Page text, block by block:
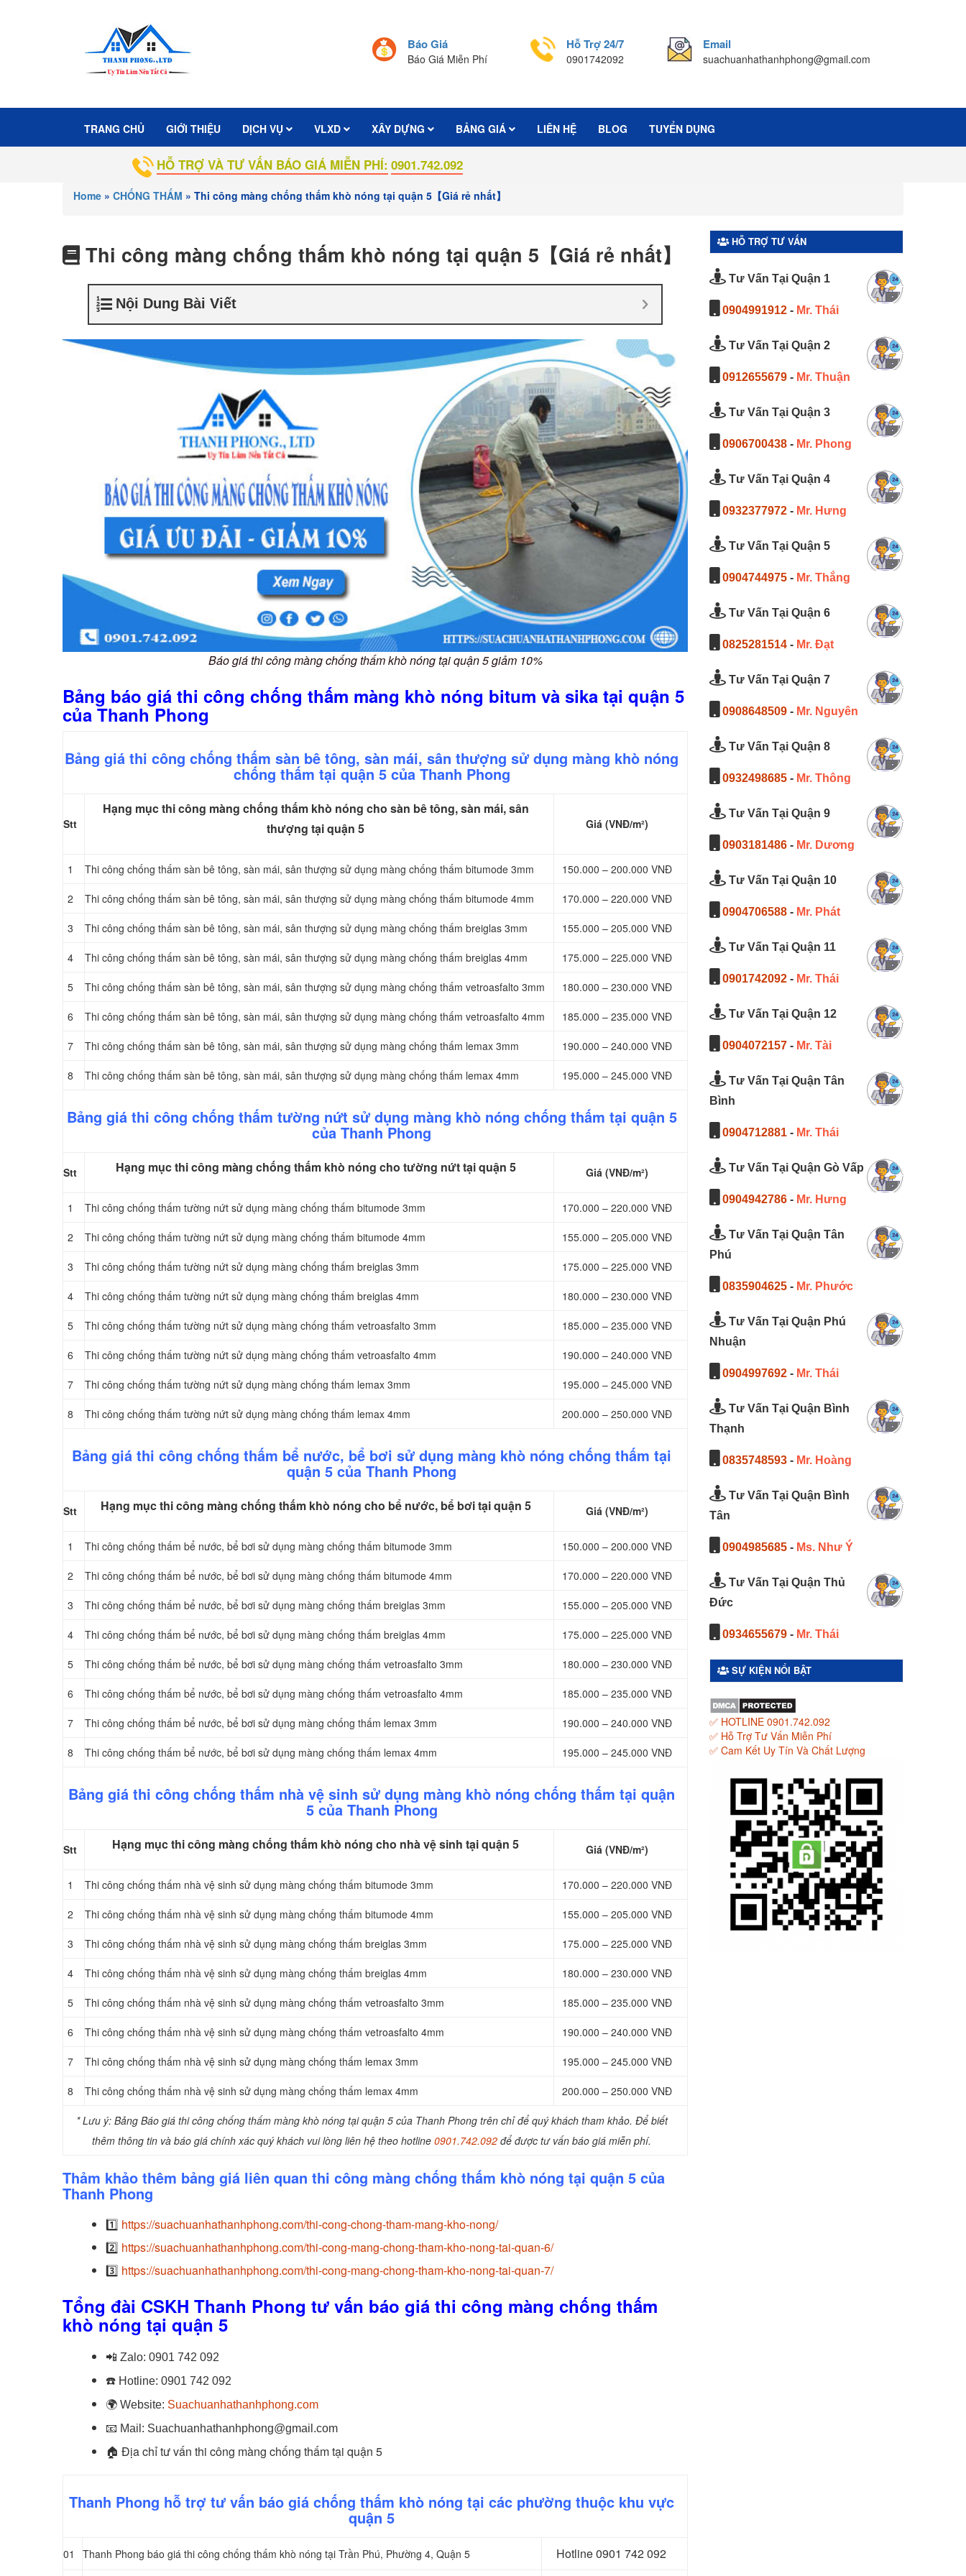
Báo Giá
Báo Giá Miễn Phí
Hỗ Trợ 24/7
0901742092
Email
suachuanhathanhphong@gmail.com
TRANG CHỦ GIỚI THIỆU DỊCH VỤ VLXD XÂY DỰNG BẢNG GIÁ LIÊN HỆ BLOG TUYỂN DỤNG
HỖ TRỢ VÀ TƯ VẤN BÁO GIÁ MIỄN PHÍ: 0901.742.092
Home » CHỐNG THẤM » Thi công màng chống thấm khò nóng tại quận 5【Giá rẻ nhất】
Thi công màng chống thấm khò nóng tại quận 5【Giá rẻ nhất】
Nội Dung Bài Viết
Báo giá thi công màng chống thấm khò nóng tại quận 5 giảm 10%
Bảng báo giá thi công chống thấm màng khò nóng bitum và sika tại quận 5
của Thanh Phong
Bảng giá thi công chống thấm sàn bê tông, sàn mái, sân thượng sử dụng màng khò nóng
chống thấm tại quận 5 của Thanh Phong
Stt
Hạng mục thi công màng chống thấm khò nóng cho sàn bê tông, sàn mái, sân
thượng tại quận 5
Giá (VNĐ/m²)
1 Thi công chống thấm sàn bê tông, sàn mái, sân thượng sử dụng màng chống thấm bitumode 3mm 150.000 – 200.000 VNĐ
2 Thi công chống thấm sàn bê tông, sàn mái, sân thượng sử dụng màng chống thấm bitumode 4mm 170.000 – 220.000 VNĐ
3 Thi công chống thấm sàn bê tông, sàn mái, sân thượng sử dụng màng chống thấm breiglas 3mm 155.000 – 205.000 VNĐ
4 Thi công chống thấm sàn bê tông, sàn mái, sân thượng sử dụng màng chống thấm breiglas 4mm 175.000 – 225.000 VNĐ
5 Thi công chống thấm sàn bê tông, sàn mái, sân thượng sử dụng màng chống thấm vetroasfalto 3mm 180.000 – 230.000 VNĐ
6 Thi công chống thấm sàn bê tông, sàn mái, sân thượng sử dụng màng chống thấm vetroasfalto 4mm 185.000 – 235.000 VNĐ
7 Thi công chống thấm sàn bê tông, sàn mái, sân thượng sử dụng màng chống thấm lemax 3mm 190.000 – 240.000 VNĐ
8 Thi công chống thấm sàn bê tông, sàn mái, sân thượng sử dụng màng chống thấm lemax 4mm 195.000 – 245.000 VNĐ
Bảng giá thi công chống thấm tường nứt sử dụng màng khò nóng chống thấm tại quận 5
của Thanh Phong
Stt Hạng mục thi công màng chống thấm khò nóng cho tường nứt tại quận 5 Giá (VNĐ/m²)
1 Thi công chống thấm tường nứt sử dụng màng chống thấm bitumode 3mm 170.000 – 220.000 VNĐ
2 Thi công chống thấm tường nứt sử dụng màng chống thấm bitumode 4mm 155.000 – 205.000 VNĐ
3 Thi công chống thấm tường nứt sử dụng màng chống thấm breiglas 3mm 175.000 – 225.000 VNĐ
4 Thi công chống thấm tường nứt sử dụng màng chống thấm breiglas 4mm 180.000 – 230.000 VNĐ
5 Thi công chống thấm tường nứt sử dụng màng chống thấm vetroasfalto 3mm 185.000 – 235.000 VNĐ
6 Thi công chống thấm tường nứt sử dụng màng chống thấm vetroasfalto 4mm 190.000 – 240.000 VNĐ
7 Thi công chống thấm tường nứt sử dụng màng chống thấm lemax 3mm 195.000 – 245.000 VNĐ
8 Thi công chống thấm tường nứt sử dụng màng chống thấm lemax 4mm 200.000 – 250.000 VNĐ
Bảng giá thi công chống thấm bể nước, bể bơi sử dụng màng khò nóng chống thấm tại
quận 5 của Thanh Phong
Stt Hạng mục thi công màng chống thấm khò nóng cho bể nước, bể bơi tại quận 5 Giá (VNĐ/m²)
1 Thi công chống thấm bể nước, bể bơi sử dụng màng chống thấm bitumode 3mm 150.000 – 200.000 VNĐ
2 Thi công chống thấm bể nước, bể bơi sử dụng màng chống thấm bitumode 4mm 170.000 – 220.000 VNĐ
3 Thi công chống thấm bể nước, bể bơi sử dụng màng chống thấm breiglas 3mm 155.000 – 205.000 VNĐ
4 Thi công chống thấm bể nước, bể bơi sử dụng màng chống thấm breiglas 4mm 175.000 – 225.000 VNĐ
5 Thi công chống thấm bể nước, bể bơi sử dụng màng chống thấm vetroasfalto 3mm 180.000 – 230.000 VNĐ
6 Thi công chống thấm bể nước, bể bơi sử dụng màng chống thấm vetroasfalto 4mm 185.000 – 235.000 VNĐ
7 Thi công chống thấm bể nước, bể bơi sử dụng màng chống thấm lemax 3mm 190.000 – 240.000 VNĐ
8 Thi công chống thấm bể nước, bể bơi sử dụng màng chống thấm lemax 4mm 195.000 – 245.000 VNĐ
Bảng giá thi công chống thấm nhà vệ sinh sử dụng màng khò nóng chống thấm tại quận
5 của Thanh Phong
Stt Hạng mục thi công màng chống thấm khò nóng cho nhà vệ sinh tại quận 5 Giá (VNĐ/m²)
1 Thi công chống thấm nhà vệ sinh sử dụng màng chống thấm bitumode 3mm 170.000 – 220.000 VNĐ
2 Thi công chống thấm nhà vệ sinh sử dụng màng chống thấm bitumode 4mm 155.000 – 205.000 VNĐ
3 Thi công chống thấm nhà vệ sinh sử dụng màng chống thấm breiglas 3mm 175.000 – 225.000 VNĐ
4 Thi công chống thấm nhà vệ sinh sử dụng màng chống thấm breiglas 4mm 180.000 – 230.000 VNĐ
5 Thi công chống thấm nhà vệ sinh sử dụng màng chống thấm vetroasfalto 3mm 185.000 – 235.000 VNĐ
6 Thi công chống thấm nhà vệ sinh sử dụng màng chống thấm vetroasfalto 4mm 190.000 – 240.000 VNĐ
7 Thi công chống thấm nhà vệ sinh sử dụng màng chống thấm lemax 3mm 195.000 – 245.000 VNĐ
8 Thi công chống thấm nhà vệ sinh sử dụng màng chống thấm lemax 4mm 200.000 – 250.000 VNĐ
* Lưu ý: Bảng Báo giá thi công chống thấm màng khò nóng tại quận 5 của Thanh Phong trên chỉ để quý khách tham khảo. Để biết
thêm thông tin và báo giá chính xác quý khách vui lòng liên hệ theo hotline 0901.742.092 để được tư vấn báo giá miễn phí.
Thảm khảo thêm bảng giá liên quan thi công màng chống thấm khò nóng tại quận 5 của
Thanh Phong
1️⃣ https://suachuanhathanhphong.com/thi-cong-chong-tham-mang-kho-nong/
2️⃣ https://suachuanhathanhphong.com/thi-cong-mang-chong-tham-kho-nong-tai-quan-6/
3️⃣ https://suachuanhathanhphong.com/thi-cong-mang-chong-tham-kho-nong-tai-quan-7/
Tổng đài CSKH Thanh Phong tư vấn báo giá thi công màng chống thấm
khò nóng tại quận 5
📲 Zalo: 0901 742 092
☎️ Hotline: 0901 742 092
🌍 Website: Suachuanhathanhphong.com
📧 Mail: Suachuanhathanhphong@gmail.com
🏠 Địa chỉ tư vấn thi công màng chống thấm tại quận 5
Thanh Phong hỗ trợ tư vấn báo giá chống thấm khò nóng tại các phường thuộc khu vực
quận 5
01 Thanh Phong báo giá thi công chống thấm khò nóng tại Trần Phú, Phường 4, Quận 5 Hotline 0901 742 092
HỖ TRỢ TƯ VẤN
Tư Vấn Tại Quận 1
0904991912 - Mr. Thái
Tư Vấn Tại Quận 2
0912655679 - Mr. Thuận
Tư Vấn Tại Quận 3
0906700438 - Mr. Phong
Tư Vấn Tại Quận 4
0932377972 - Mr. Hưng
Tư Vấn Tại Quận 5
0904744975 - Mr. Thắng
Tư Vấn Tại Quận 6
0825281514 - Mr. Đạt
Tư Vấn Tại Quận 7
0908648509 - Mr. Nguyên
Tư Vấn Tại Quận 8
0932498685 - Mr. Thông
Tư Vấn Tại Quận 9
0903181486 - Mr. Dương
Tư Vấn Tại Quận 10
0904706588 - Mr. Phát
Tư Vấn Tại Quận 11
0901742092 - Mr. Thái
Tư Vấn Tại Quận 12
0904072157 - Mr. Tài
Tư Vấn Tại Quận Tân
Bình
0904712881 - Mr. Thái
Tư Vấn Tại Quận Gò Vấp
0904942786 - Mr. Hưng
Tư Vấn Tại Quận Tân
Phú
0835904625 - Mr. Phước
Tư Vấn Tại Quận Phú
Nhuận
0904997692 - Mr. Thái
Tư Vấn Tại Quận Bình
Thạnh
0835748593 - Mr. Hoàng
Tư Vấn Tại Quận Bình
Tân
0904985685 - Ms. Như Ý
Tư Vấn Tại Quận Thủ
Đức
0934655679 - Mr. Thái
SỰ KIỆN NỔI BẬT
✅ HOTLINE 0901.742.092
✅ Hỗ Trợ Tư Vấn Miễn Phí
✅ Cam Kết Uy Tín Và Chất Lượng